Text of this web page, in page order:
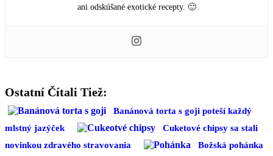
ani odskúšané exotické recepty. 🙂
Ostatní Čítali Tiež:
Banánová torta s goji poteší každý
mlstný jazýček
Cuketové chipsy sa stali
novinkou zdravého stravovania
Božská pohánka